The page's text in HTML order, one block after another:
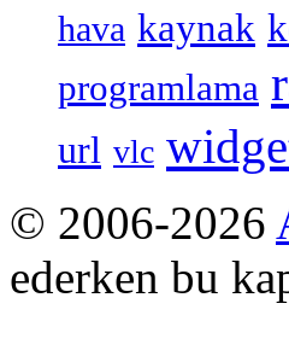
hava kaynak
programlama
url vlc
© 2006-2026
ederken bu